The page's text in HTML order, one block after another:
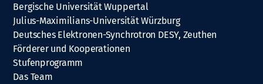
Bergische Universität Wuppertal
Julius-Maximilians-Universität Würzburg
Deutsches Elektronen-Synchrotron DESY, Zeuthen
Förderer und Kooperationen
Stufenprogramm
Das Team